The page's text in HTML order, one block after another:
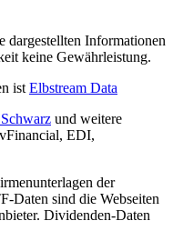
dargestellten Informationen
keine Gewährleistung.
ist Elbstream Data
und weitere
EDI,
der
Daten sind die Webseiten
Dividenden-Daten